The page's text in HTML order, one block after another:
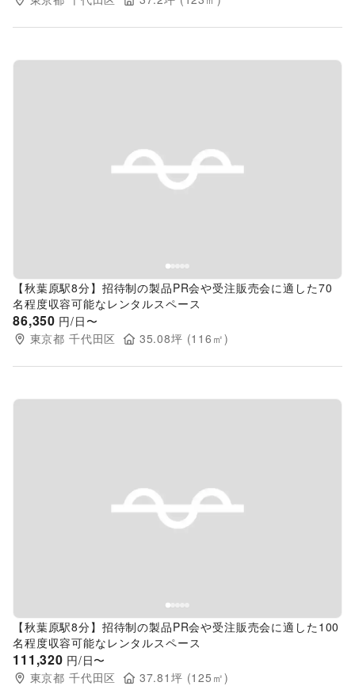
Previous slide
【秋葉原駅8分】招待制の製品PR会や受注販売会に適した70
名程度収容可能なレンタルスペース
86,350 円/日〜
東京都 千代田区 35.08坪 (116 ㎡)
Previous slide
【秋葉原駅8分】招待制の製品PR会や受注販売会に適した100
名程度収容可能なレンタルスペース
111,320 円/日〜
東京都 千代田区 37.81 坪 (125 ㎡)